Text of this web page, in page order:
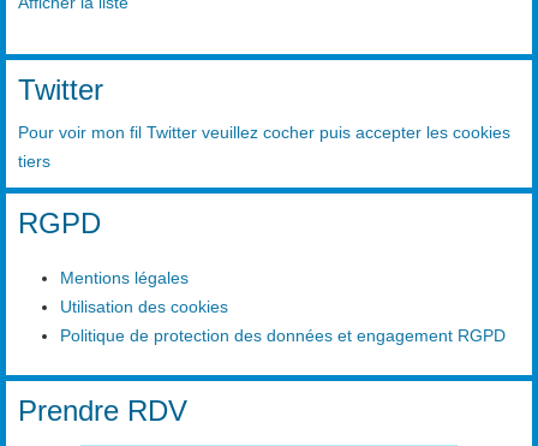
Twitter
Pour voir mon fil Twitter veuillez cocher puis accepter les cookies
tiers
RGPD
Mentions légales
Utilisation des cookies
Politique de protection des données et engagement RGPD
Prendre RDV